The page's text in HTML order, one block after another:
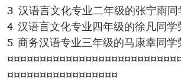
3. 汉语言文化专业二年级的张宁雨
4. 汉语言文化专业四年级的徐凡同
5. 商务汉语专业三年级的马康幸同
¤¤¤¤¤¤¤¤¤¤¤¤¤¤¤¤¤